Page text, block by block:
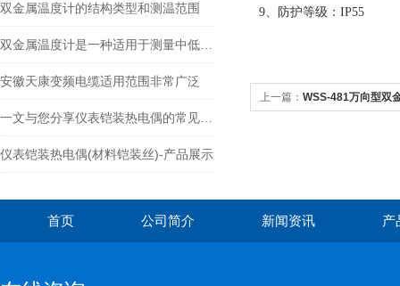
双金属温度计的结构类型和测温范围
安徽天康变频电缆适用范围非常广泛
仪表铠装热电偶(材料铠装丝)-产品展示
9、防护等级：IP55
上一篇： WSS-481万向型双
首页 公司简介 新闻资讯 产